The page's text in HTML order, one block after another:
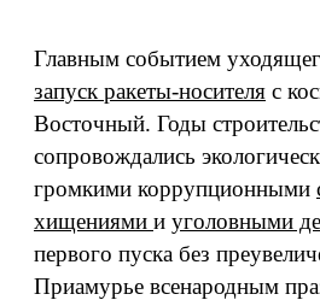
Главным событием
запуск ракеты-носителя с
Восточный. Годы
сопровождались
громкими коррупционными
хищениями и уголовными
первого пуска без
Приамурье всенародным